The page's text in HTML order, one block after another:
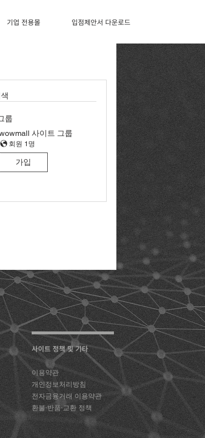
기업 전용몰 입점제안서 다운로드
룹
사이트 그룹
회원 1명
가입
사이트 ​정책 및 기타
이용약관
개인정보처리방침
전자금융거래 이용약관
환불·반품·교환 정책